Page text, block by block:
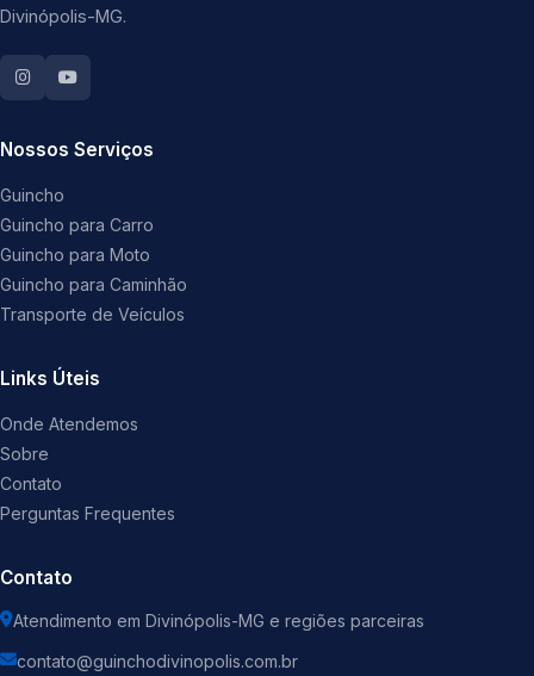
Divinópolis-MG.
Nossos Serviços
Guincho
Guincho para Carro
Guincho para Moto
Guincho para Caminhão
Transporte de Veículos
Links Úteis
Onde Atendemos
Sobre
Contato
Perguntas Frequentes
Contato
Atendimento em Divinópolis-MG e regiões parceiras
contato@guinchodivinopolis.com.br